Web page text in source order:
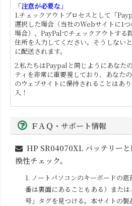
「注意が必要な」
1.チェックアウトプロセスとして「
選択した場合（当社のWebサイトに1
場合）、PayPalでチェックアウトする
住所を入力してください。そうしない
に配送されます。
2.私たちはPaypalと同じようにあなた
ティを非常に重要視しており、あなた
のウェブサイトに保持されることはあ
入！
ＦＡＱ・サポート情報
HP SR04070XLバッテリー
換性チェック。
1. ノートパソコンのキーボードの
番は裏面にあることもある）また
号」タグを見つける。本サイトの